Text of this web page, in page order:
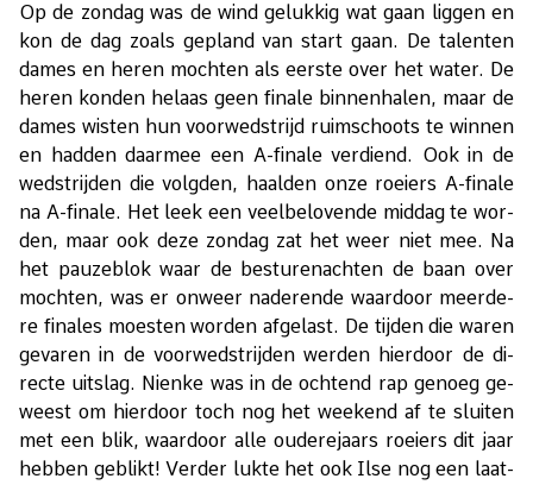
Op de zon­dag was de wind ge­luk­kig wat gaan lig­gen en
kon de dag zo­als ge­pland van start gaan. De ta­len­ten
da­mes en he­ren moch­ten als eer­ste over het wa­ter. De
he­ren kon­den he­laas geen fi­na­le bin­nen­ha­len, maar de
da­mes wis­ten hun voor­wed­strijd ruim­schoots te win­nen
en had­den daar­mee een A-fi­na­le ver­diend. Ook in de
wed­strij­den die volg­den, haal­den onze roei­ers A-fi­na­le
na A-fi­na­le. Het leek een veel­be­lo­ven­de mid­dag te wor­
den, maar ook deze zon­dag zat het weer niet mee. Na
het pau­ze­blok waar de be­stu­ren­ach­ten de baan over
moch­ten, was er on­weer na­de­ren­de waar­door meer­de­
re fi­na­les moesten wor­den af­ge­last. De tij­den die wa­ren
ge­va­ren in de voor­wed­strij­den wer­den hier­door de di­
rec­te uit­slag. Nien­ke was in de och­tend rap ge­noeg ge­
weest om hier­door toch nog het week­end af te slui­ten
met een blik, waar­door alle ou­de­re­jaars roei­ers dit jaar
heb­ben ge­blikt! Ver­der luk­te het ook Ilse nog een laat­